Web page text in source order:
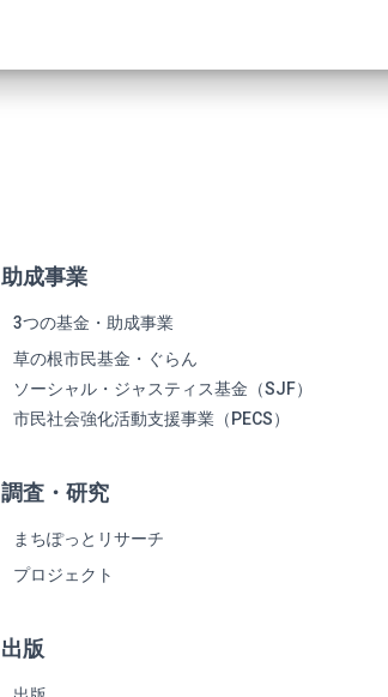
助成事業
3つの基金・助成事業
草の根市民基金・ぐらん
ソーシャル・ジャスティス基金（SJF）
市民社会強化活動支援事業（PECS）
調査・研究
まちぽっとリサーチ
プロジェクト
出版